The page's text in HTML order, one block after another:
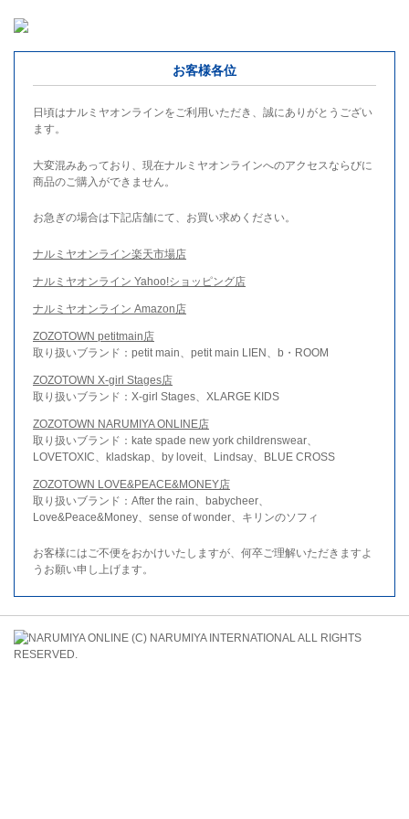
お客様各位
日頃はナルミヤオンラインをご利用いただき、誠にありがとうござい
ます。
大変混みあっており、現在ナルミヤオンラインへのアクセスならびに
商品のご購入ができません。
お急ぎの場合は下記店舗にて、お買い求めください。
ナルミヤオンライン楽天市場店
ナルミヤオンライン Yahoo!ショッピング店
ナルミヤオンライン Amazon店
ZOZOTOWN petitmain店
取り扱いブランド：petit main、petit main LIEN、b・ROOM
ZOZOTOWN X-girl Stages店
取り扱いブランド：X-girl Stages、XLARGE KIDS
ZOZOTOWN NARUMIYA ONLINE店
取り扱いブランド：kate spade new york childrenswear、
LOVETOXIC、kladskap、by loveit、Lindsay、BLUE CROSS
ZOZOTOWN LOVE&PEACE&MONEY店
取り扱いブランド：After the rain、babycheer、
Love&Peace&Money、sense of wonder、キリンのソフィ
お客様にはご不便をおかけいたしますが、何卒ご理解いただきますよ
うお願い申し上げます。